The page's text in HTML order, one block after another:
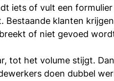
iets of vult een
klanten
of niet gevoed
tot het volume stijgt.
doen dubbel